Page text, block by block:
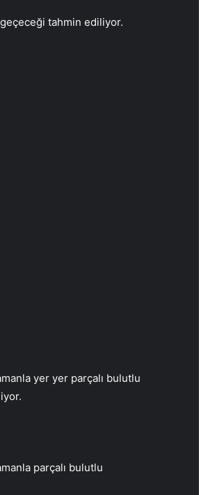
tahmin ediliyor.
yer yer parçalı bulutlu
parçalı bulutlu